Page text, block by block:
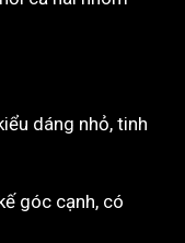
dáng nhỏ, tinh
góc cạnh, có